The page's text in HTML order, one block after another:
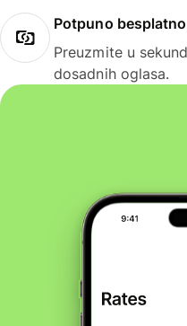
Potpuno
Preuzmite u
dosadnih oglasa.